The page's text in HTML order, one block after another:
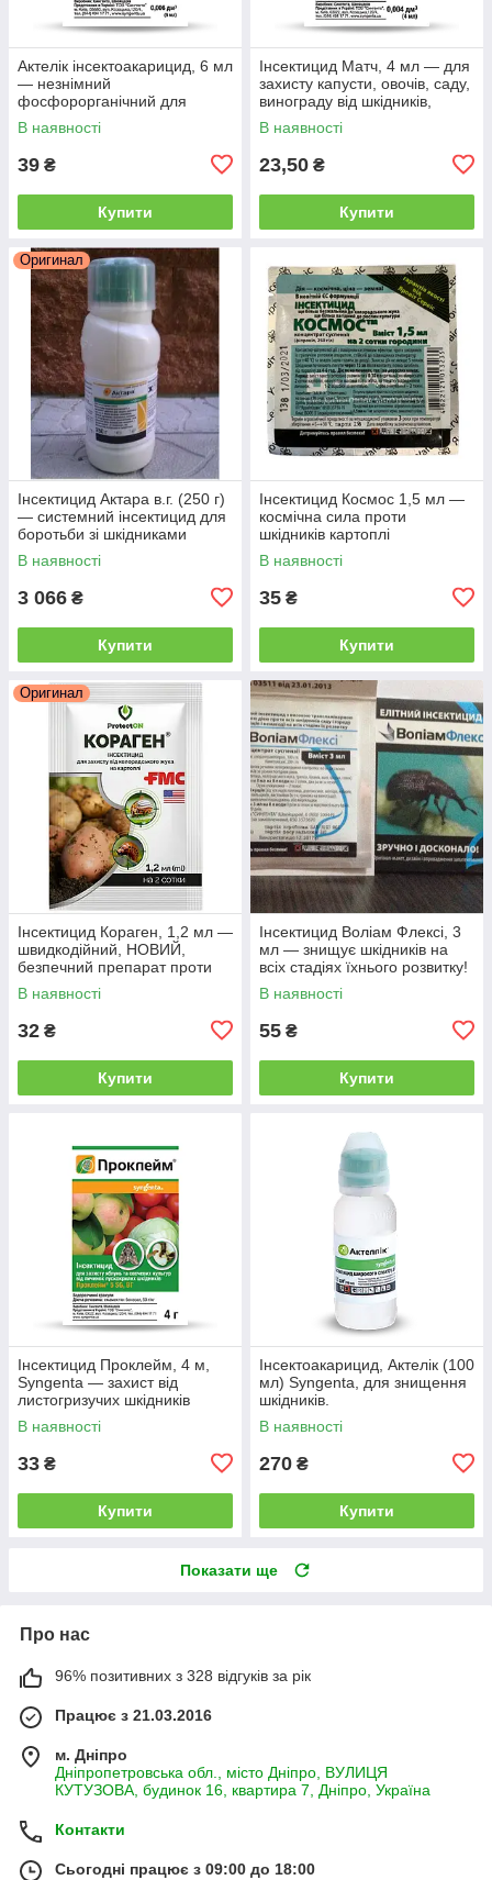
Актелік інсектоакарицид, 6 мл
— незнімний
фосфорорганічний для
знищення шкідників,
Syngenta
В наявності
39 ₴
Купити
Інсектицид Матч, 4 мл — для
захисту капусти, овочів, саду,
винограду від шкідників,
В наявності
23,50 ₴
Купити
Оригинал
Інсектицид Актара в.г. (250 г)
— системний інсектицид для
боротьби зі шкідниками
овочів і саду
В наявності
3 066 ₴
Купити
Інсектицид Космос 1,5 мл —
космічна сила проти
шкідників картоплі
(колорадський жук, дрот, тля)
В наявності
35 ₴
Купити
Оригинал
Інсектицид Кораген, 1,2 мл —
швидкодійний, НОВИЙ,
безпечний препарат проти
плодорубки та коларадського
жука
В наявності
32 ₴
Купити
Інсектицид Воліам Флексі, 3
мл — знищує шкідників на
всіх стадіях їхнього розвитку!
В наявності
55 ₴
Купити
Інсектицид Проклейм, 4 м,
Syngenta — захист від
листогризучих шкідників
В наявності
33 ₴
Купити
Інсектоакарицид, Актелік (100
мл) Syngenta, для знищення
шкідників.
В наявності
270 ₴
Купити
Показати ще
Про нас
96% позитивних з 328 відгуків за рік
Працює з 21.03.2016
м. Дніпро
Дніпропетровська обл., місто Дніпро, ВУЛИЦЯ
КУТУЗОВА, будинок 16, квартира 7, Дніпро, Україна
Контакти
Сьогодні працює з 09:00 до 18:00